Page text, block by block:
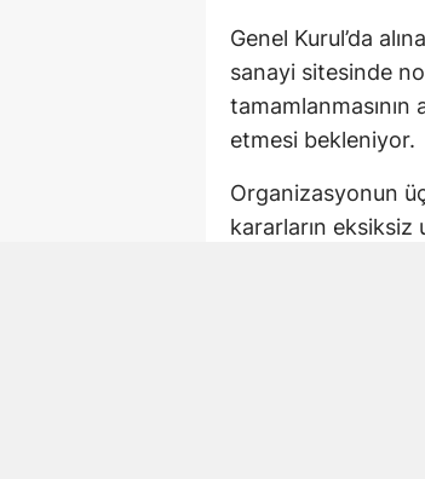
Genel Kurul’da
sanayi sitesinde
etmesi bekleniyor.
Organizasyonun
kararların eksiksiz